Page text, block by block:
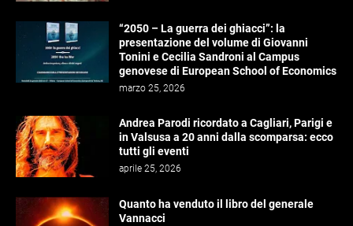
“2050 – La guerra dei ghiacci”: la
presentazione del volume di Giovanni
Tonini e Cecilia Sandroni al Campus
genovese di European School of Economics
marzo 25, 2026
Andrea Parodi ricordato a Cagliari, Parigi e
in Valsusa a 20 anni dalla scomparsa: ecco
tutti gli eventi
aprile 25, 2026
Quanto ha venduto il libro del generale
Vannacci